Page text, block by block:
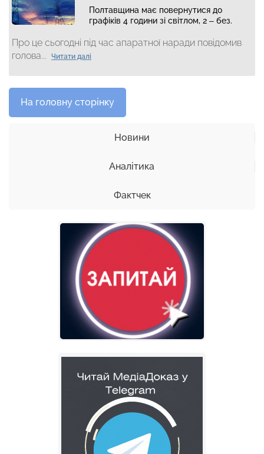
Полтавщина має повернутися до
графіків 4 години зі світлом, 2 – без.
Про це сьогодні під час апаратної наради повідомив
голова...
Читати далі
На головну сторінку
Новини
Аналітика
Фактчек